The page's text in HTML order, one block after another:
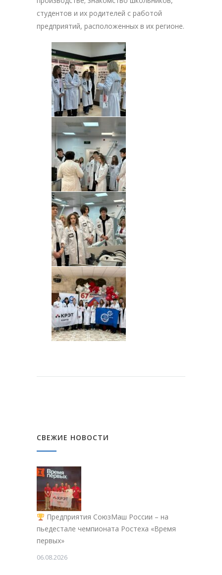
студентов и их родителей с работой
предприятий, расположенных в их регионе.
СВЕЖИЕ НОВОСТИ
Предприятия СоюзМаш России – на
пьедестале чемпионата Ростеха «Время
первых»
06.08.2026